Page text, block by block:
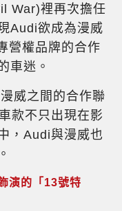
War)裡再次擔任
Audi欲成為漫威
營權品牌的合作
車迷。
威之間的合作聯
款不只出現在影
，Audi與漫威也
演的「13號特